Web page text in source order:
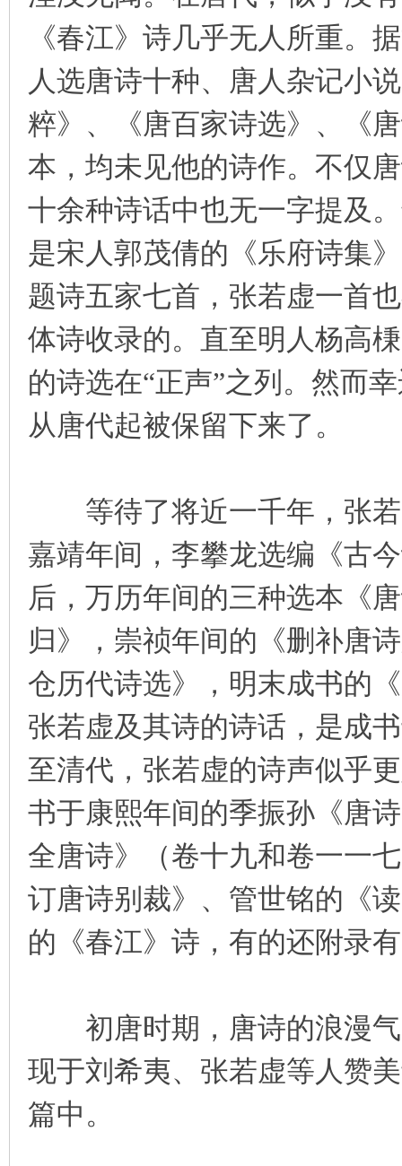
《春江》诗几乎无人所重。
人选唐诗十种、唐人杂记小
粹》、《唐百家诗选》、《
本，均未见他的诗作。不仅
十余种诗话中也无一字提及
是宋人郭茂倩的《乐府诗集
题诗五家七首，张若虚一首
体诗收录的。直至明人杨高
的诗选在“正声”之列。然而
从唐代起被保留下来了。
等待了将近一千年，张若
嘉靖年间，李攀龙选编《古
后，万历年间的三种选本《
归》，崇祯年间的《删补唐
仓历代诗选》，明末成书的
张若虚及其诗的诗话，是成
至清代，张若虚的诗声似乎
书于康熙年间的季振孙《唐
全唐诗》（卷十九和卷一一
订唐诗别裁》、管世铭的《
的《春江》诗，有的还附录
初唐时期，唐诗的浪漫气
现于刘希夷、张若虚等人赞
篇中。